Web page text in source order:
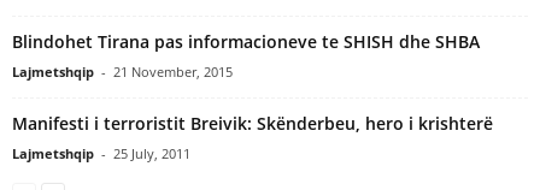
Blindohet Tirana pas informacioneve te SHISH dhe SHBA
Lajmetshqip - 21 November, 2015
Manifesti i terroristit Breivik: Skënderbeu, hero i krishterë
Lajmetshqip - 25 July, 2011